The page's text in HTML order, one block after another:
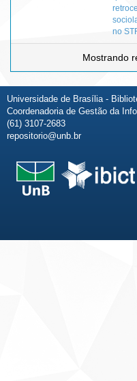
no
Mostrando
Universidade de Brasília -
Coordenadoria de Gestão da
(61) 3107-2683
repositorio@unb.br